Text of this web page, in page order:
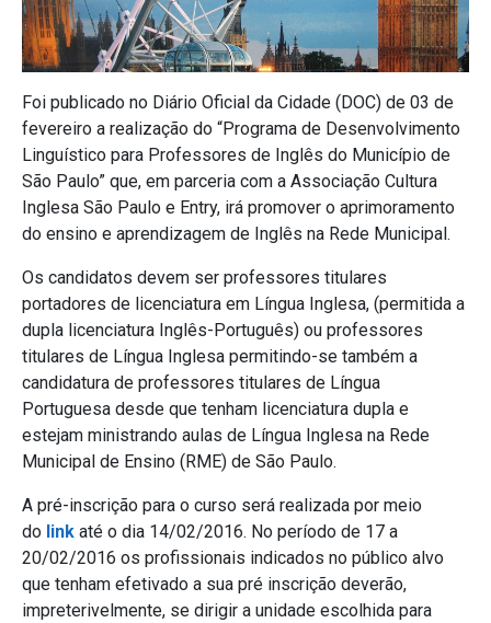
Foi publicado no Diário Oficial da Cidade (DOC) de 03 de
fevereiro a realização do “Programa de Desenvolvimento
Linguístico para Professores de Inglês do Município de
São Paulo” que, em parceria com a Associação Cultura
Inglesa São Paulo e Entry, irá promover o aprimoramento
do ensino e aprendizagem de Inglês na Rede Municipal.
Os candidatos devem ser professores titulares
portadores de licenciatura em Língua Inglesa, (permitida a
dupla licenciatura Inglês-Português) ou professores
titulares de Língua Inglesa permitindo-se também a
candidatura de professores titulares de Língua
Portuguesa desde que tenham licenciatura dupla e
estejam ministrando aulas de Língua Inglesa na Rede
Municipal de Ensino (RME) de São Paulo.
A pré-inscrição para o curso será realizada por meio
do link até o dia 14/02/2016. No período de 17 a
20/02/2016 os profissionais indicados no público alvo
que tenham efetivado a sua pré inscrição deverão,
impreterivelmente, se dirigir a unidade escolhida para